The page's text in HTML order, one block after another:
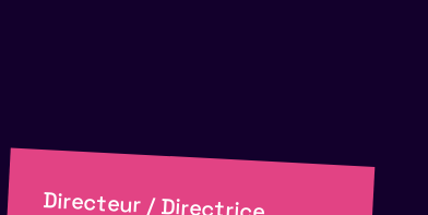
Directeur / Directrice